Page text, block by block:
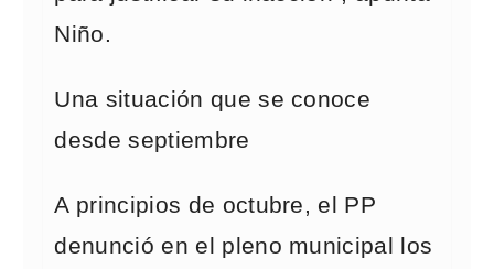
Niño.
Una situación que se conoce
desde septiembre
A principios de octubre, el PP
denunció en el pleno municipal los